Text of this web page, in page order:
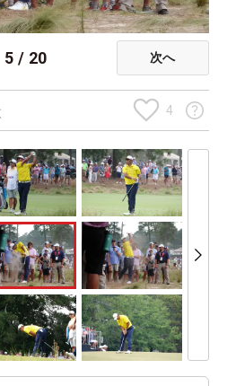
5 / 20 次へ
4